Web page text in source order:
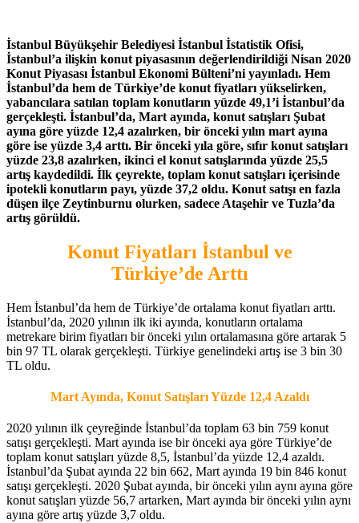
İstanbul Büyükşehir Belediyesi İstanbul İstatistik Ofisi,
İstanbul’a ilişkin konut piyasasının değerlendirildiği Nisan 2020
Konut Piyasası İstanbul Ekonomi Bülteni’ni yayınladı. Hem
İstanbul’da hem de Türkiye’de konut fiyatları yükselirken,
yabancılara satılan toplam konutların yüzde 49,1’i İstanbul’da
gerçekleşti. İstanbul’da, Mart ayında, konut satışları Şubat
ayına göre yüzde 12,4 azalırken, bir önceki yılın mart ayına
göre ise yüzde 3,4 arttı. Bir önceki yıla göre, sıfır konut satışları
yüzde 23,8 azalırken, ikinci el konut satışlarında yüzde 25,5
artış kaydedildi. İlk çeyrekte, toplam konut satışları içerisinde
ipotekli konutların payı, yüzde 37,2 oldu. Konut satışı en fazla
düşen ilçe Zeytinburnu olurken, sadece Ataşehir ve Tuzla’da
artış görüldü.
Konut Fiyatları İstanbul ve
Türkiye’de Arttı
Hem İstanbul’da hem de Türkiye’de ortalama konut fiyatları arttı.
İstanbul’da, 2020 yılının ilk iki ayında, konutların ortalama
metrekare birim fiyatları bir önceki yılın ortalamasına göre artarak 5
bin 97 TL olarak gerçekleşti. Türkiye genelindeki artış ise 3 bin 30
TL oldu.
Mart Ayında, Konut Satışları Yüzde 12,4 Azaldı
2020 yılının ilk çeyreğinde İstanbul’da toplam 63 bin 759 konut
satışı gerçekleşti. Mart ayında ise bir önceki aya göre Türkiye’de
toplam konut satışları yüzde 8,5, İstanbul’da yüzde 12,4 azaldı.
İstanbul’da Şubat ayında 22 bin 662, Mart ayında 19 bin 846 konut
satışı gerçekleşti. 2020 Şubat ayında, bir önceki yılın aynı ayına göre
konut satışları yüzde 56,7 artarken, Mart ayında bir önceki yılın aynı
ayına göre artış yüzde 3,7 oldu.